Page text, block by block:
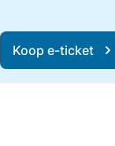
Koop e-ticket